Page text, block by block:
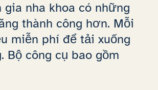
gia nha khoa có những
thành công hơn. Mỗi
miễn phí để tải xuống
Bộ công cụ bao gồm